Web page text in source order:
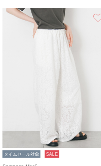
タイムセール対象 SALE